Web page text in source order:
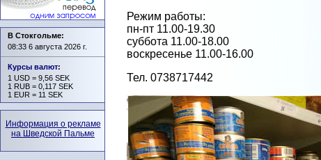
Режим работы:
пн-пт 11.00-19.30
суббота 11.00-18.00
воскресенье 11.00-16.00
Тел. 0738717442
В Стокгольме:
08:33 6 августа 2026 г.
Курсы валют:
1 USD = 9,56 SEK
1 RUB = 0,117 SEK
1 EUR = 11 SEK
Информация о рекламе
на Шведской Пальме